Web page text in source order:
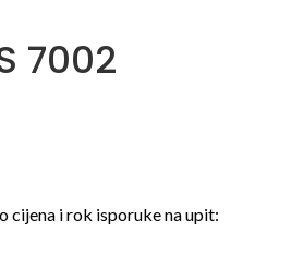
7002
cijena i rok isporuke na upit: